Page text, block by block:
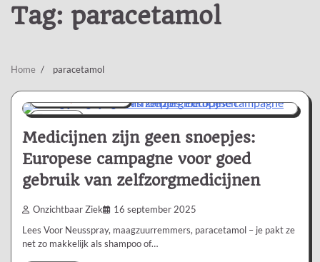
Tag: paracetamol
Home paracetamol
2 min 0
Medicijnen zijn geen snoepjes:
Europese campagne voor goed
gebruik van zelfzorgmedicijnen
Onzichtbaar Ziek 16 september 2025
Lees Voor Neusspray, maagzuurremmers, paracetamol – je pakt ze
net zo makkelijk als shampoo of…